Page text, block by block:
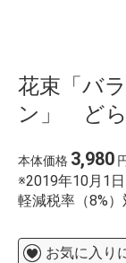
花束「バ
ン」 どら
本体価格 3,980
※2019年10月1
軽減税率（8%）
お気に入り